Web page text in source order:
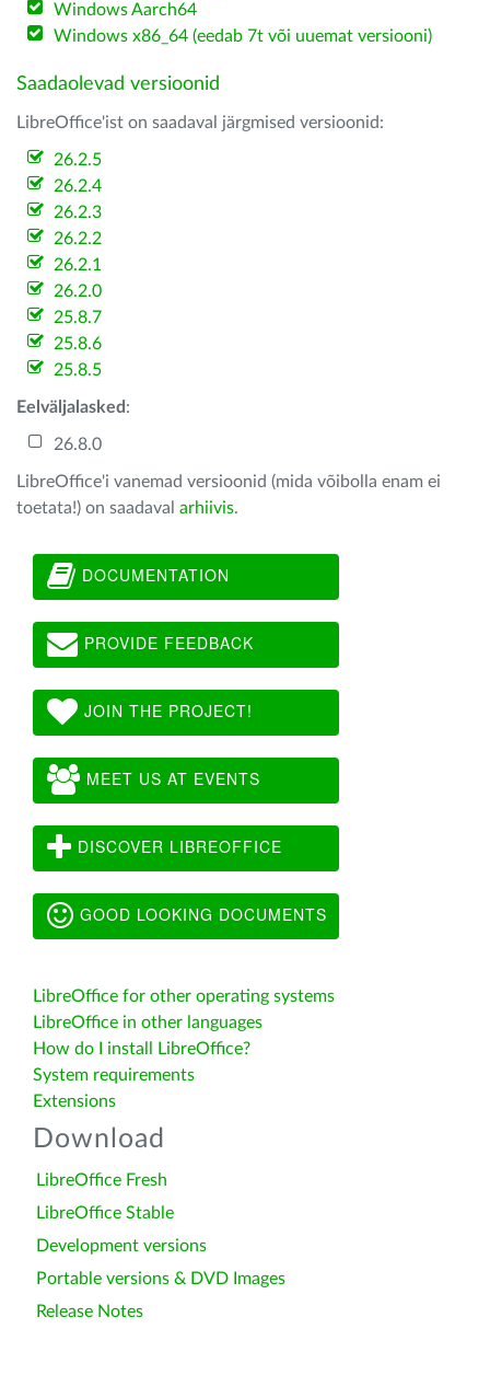
Windows Aarch64
Windows x86_64 (eedab 7t või uuemat versiooni)
Saadaolevad versioonid
LibreOffice'ist on saadaval järgmised versioonid:
26.2.5
26.2.4
26.2.3
26.2.2
26.2.1
26.2.0
25.8.7
25.8.6
25.8.5
Eelväljalasked :
26.8.0
LibreOffice'i vanemad versioonid (mida võibolla enam ei
toetata!) on saadaval arhiivis.
DOCUMENTATION
PROVIDE FEEDBACK
JOIN THE PROJECT!
MEET US AT EVENTS
DISCOVER LIBREOFFICE
GOOD LOOKING DOCUMENTS
LibreOffice for other operating systems
LibreOffice in other languages
How do I install LibreOffice?
System requirements
Extensions
Download
LibreOffice Fresh
LibreOffice Stable
Development versions
Portable versions & DVD Images
Release Notes